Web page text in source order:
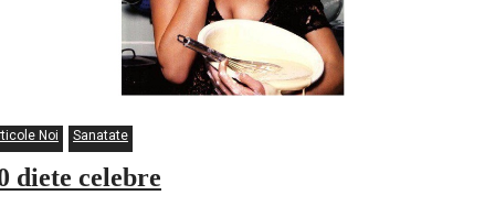
Noi Sanatate
diete celebre